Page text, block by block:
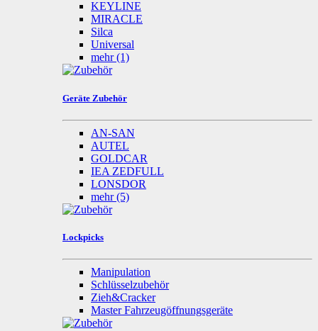
KEYLINE
MIRACLE
Silca
Universal
mehr(1)
Geräte Zubehör
AN-SAN
AUTEL
GOLDCAR
IEA ZEDFULL
LONSDOR
mehr(5)
Lockpicks
Manipulation
Schlüsselzubehör
Zieh&Cracker
Master Fahrzeugöffnungsgeräte